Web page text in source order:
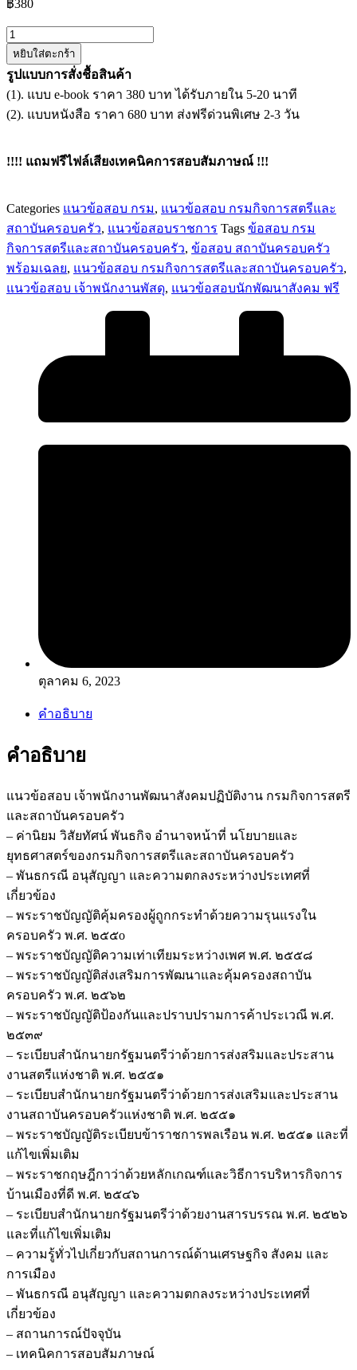
฿380
จำนวน
แนว
ข้อสอบ
เจ้า
พนักงาน
สังคม
กรม
กิจการ
สตรี
และ
สถาบัน
หยิบใส่ตะกร้า
รูปแบบการสั่งชื้อสินค้า
(1). แบบ e-book ราคา 380 บาท ได้รับภายใน 5-20 นาที
(2). แบบหนังสือ ราคา 680 บาท ส่งฟรีด่วนพิเศษ 2-3 วัน
!!!! แถมฟรีไฟล์เสียงเทคนิคการสอบสัมภาษณ์ !!!
Categories แนวข้อสอบ กรม, แนวข้อสอบ กรมกิจการสตรีและ
สถาบันครอบครัว, แนวข้อสอบราชการ Tags ข้อสอบ กรม
กิจการสตรีและสถาบันครอบครัว, ข้อสอบ สถาบันครอบครัว
พร้อมเฉลย, แนวข้อสอบ กรมกิจการสตรีและสถาบันครอบครัว,
แนวข้อสอบ เจ้าพนักงานพัสดุ, แนวข้อสอบนักพัฒนาสังคม ฟรี
ตุลาคม 6, 2023
คำอธิบาย
คำอธิบาย
แนวข้อสอบ เจ้าพนักงานพัฒนาสังคมปฏิบัติงาน กรมกิจการสตรี
และสถาบันครอบครัว
– ค่านิยม วิสัยทัศน์ พันธกิจ อำนาจหน้าที่ นโยบายและ
ยุทธศาสตร์ของกรมกิจการสตรีและสถาบันครอบครัว
– พันธกรณี อนุสัญญา และความตกลงระหว่างประเทศที่
เกี่ยวข้อง
– พระราชบัญญัติคุ้มครองผู้ถูกกระทำด้วยความรุนแรงใน
ครอบครัว พ.ศ. ๒๕๕o
– พระราชบัญญัติความเท่าเทียมระหว่างเพศ พ.ศ. ๒๕๕๘
– พระราชบัญญัติส่งเสริมการพัฒนาและคุ้มครองสถาบัน
ครอบครัว พ.ศ. ๒๕๖๒
– พระราชบัญญัติป้องกันและปราบปรามการค้าประเวณี พ.ศ.
๒๕๓๙
– ระเบียบสำนักนายกรัฐมนตรีว่าด้วยการส่งสริมและประสาน
งานสตรีแห่งชาติ พ.ศ. ๒๕๕๑
– ระเบียบสำนักนายกรัฐมนตรีว่าด้วยการส่งเสริมและประสาน
งานสถาบันครอบครัวแห่งชาติ พ.ศ. ๒๕๕๑
– พระราชบัญญัติระเบียบข้าราชการพลเรือน พ.ศ. ๒๕๕๑ และที่
แก้ไขเพิ่มเติม
– พระราชกฤษฎีกาว่าด้วยหลักเกณฑ์และวิธีการบริหารกิจการ
บ้านเมืองที่ดี พ.ศ. ๒๕๔๖
– ระเบียบสำนักนายกรัฐมนตรีว่าด้วยงานสารบรรณ พ.ศ. ๒๕๒๖
และที่แก้ไขเพิ่มเติม
– ความรู้ทั่วไปเกี่ยวกับสถานการณ์ด้านเศรษฐกิจ สังคม และ
การเมือง
– พันธกรณี อนุสัญญา และความตกลงระหว่างประเทศที่
เกี่ยวข้อง
– สถานการณ์ปัจจุบัน
– เทคนิคการสอบสัมภาษณ์